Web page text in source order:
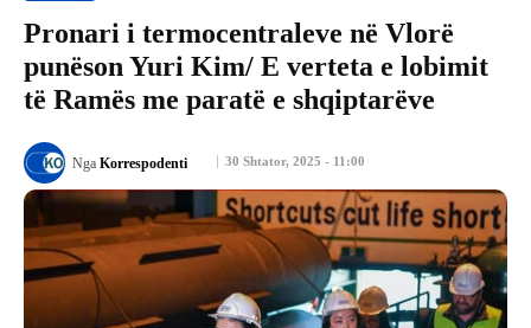
Pronari i termocentraleve në Vlorë
punëson Yuri Kim/ E verteta e lobimit
të Ramës me paratë e shqiptarëve
30 Shtator, 2025 - 11:00
Nga Korrespodenti